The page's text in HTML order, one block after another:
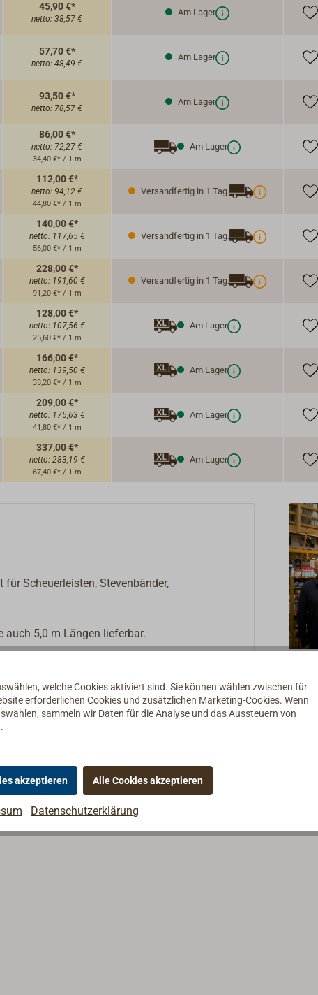
45,90 €*
netto: 38,57 €
Am Lager
57,70 €*
netto: 48,49 €
Am Lager
93,50 €*
netto: 78,57 €
Am Lager
86,00 €*
netto: 72,27 €
34,40 €* / 1 m
Am Lager
112,00 €*
netto: 94,12 €
44,80 €* / 1 m
Versandfertig in 1 Tag.
140,00 €*
netto: 117,65 €
56,00 €* / 1 m
Versandfertig in 1 Tag.
228,00 €*
netto: 191,60 €
91,20 €* / 1 m
Versandfertig in 1 Tag.
128,00 €*
netto: 107,56 €
25,60 €* / 1 m
Am Lager
166,00 €*
netto: 139,50 €
33,20 €* / 1 m
Am Lager
209,00 €*
netto: 175,63 €
41,80 €* / 1 m
Am Lager
337,00 €*
netto: 283,19 €
67,40 €* / 1 m
Am Lager
Scheuerleisten, Stevenbänder,
auch 5,0 m Längen lieferbar.
welche Cookies aktiviert sind. Sie können wählen zwischen für
erforderlichen Cookies und zusätzlichen Marketing-Cookies. Wenn
sammeln wir Daten für die Analyse und das Aussteuern von
akzeptieren Alle Cookies akzeptieren
Datenschutzerklärung